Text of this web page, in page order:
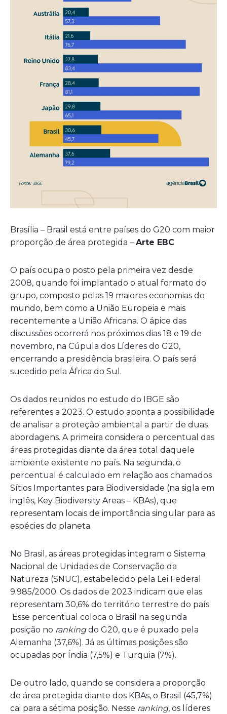
Brasília – Brasil está entre países do G20 com maior
proporção de área protegida – Arte EBC
O país ocupa o posto pela primeira vez desde
2008, quando foi implantado o atual formato do
grupo, composto pelas 19 maiores economias do
mundo, bem como a União Europeia e mais
recentemente a União Africana. O ápice das
discussões ocorrerá nos próximos dias 18 e 19 de
novembro, na Cúpula dos Líderes do G20,
encerrando a presidência brasileira. O país será
sucedido pela África do Sul.
Os dados reunidos no estudo do IBGE são
referentes a 2023. O estudo aponta a possibilidade
de analisar a proteção ambiental a partir de duas
abordagens. A primeira considera o percentual das
áreas protegidas diante da área total daquele
ambiente existente no país. Na segunda, o
percentual é calculado em relação aos chamados
Sítios Importantes para Biodiversidade (na sigla em
inglês, Key Biodiversity Areas – KBAs), que
representam locais de importância singular para as
espécies do planeta.
No Brasil, as áreas protegidas integram o Sistema
Nacional de Unidades de Conservação da
Natureza (SNUC), estabelecido pela Lei Federal
9.985/2000. Os dados de 2023 indicam que elas
representam 30,6% do território terrestre do país.
Esse percentual coloca o Brasil na segunda
posição no rankingdo G20, que é puxado pela
Alemanha (37,6%). Já as últimas posições são
ocupadas por Índia (7,5%) e Turquia (7%).
De outro lado, quando se considera a proporção
de área protegida diante dos KBAs, o Brasil (45,7%)
cai para a sétima posição. Nesse ranking, os líderes